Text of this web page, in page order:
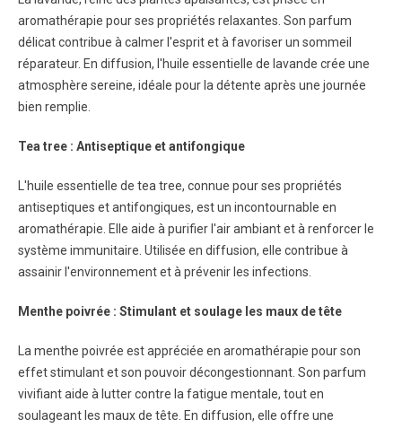
aromathérapie pour ses propriétés relaxantes. Son parfum
délicat contribue à calmer l'esprit et à favoriser un sommeil
réparateur. En diffusion, l'huile essentielle de lavande crée une
atmosphère sereine, idéale pour la détente après une journée
bien remplie.
Tea tree : Antiseptique et antifongique
L'huile essentielle de tea tree, connue pour ses propriétés
antiseptiques et antifongiques, est un incontournable en
aromathérapie. Elle aide à purifier l'air ambiant et à renforcer le
système immunitaire. Utilisée en diffusion, elle contribue à
assainir l'environnement et à prévenir les infections.
Menthe poivrée : Stimulant et soulage les maux de tête
La menthe poivrée est appréciée en aromathérapie pour son
effet stimulant et son pouvoir décongestionnant. Son parfum
vivifiant aide à lutter contre la fatigue mentale, tout en
soulageant les maux de tête. En diffusion, elle offre une